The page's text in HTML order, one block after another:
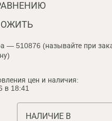
— 510876 (называйте при
цен и наличия:
в 18:41
НАЛИЧИЕ В